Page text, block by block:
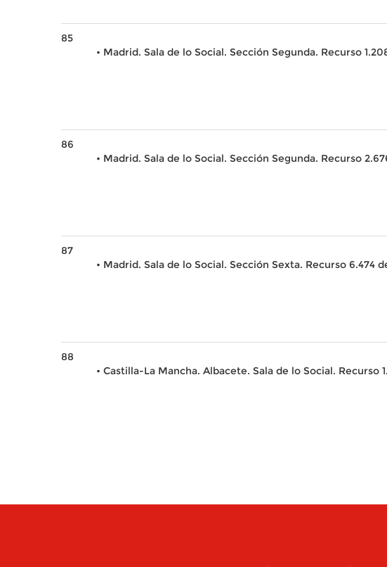
85
• Madrid. Sala de lo Social. Sección Segunda. Recurso
86
• Madrid. Sala de lo Social. Sección Segunda. Recurso
87
• Madrid. Sala de lo Social. Sección Sexta. Recurso 6.474
88
• Castilla-La Mancha. Albacete. Sala de lo Social. Recurso